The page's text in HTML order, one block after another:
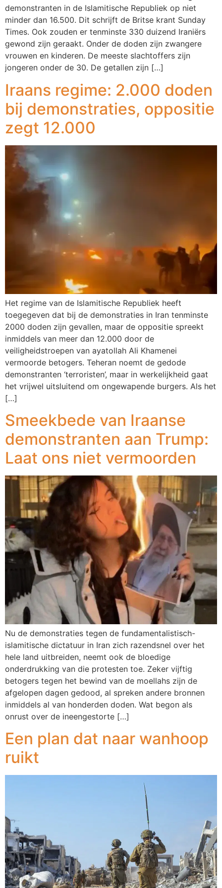
demonstranten in de Islamitische Republiek op niet
minder dan 16.500. Dit schrijft de Britse krant Sunday
Times. Ook zouden er tenminste 330 duizend Iraniërs
gewond zijn geraakt. Onder de doden zijn zwangere
vrouwen en kinderen. De meeste slachtoffers zijn
jongeren onder de 30. De getallen zijn […]
Iraans regime: 2.000 doden
bij demonstraties, oppositie
zegt 12.000
Het regime van de Islamitische Republiek heeft
toegegeven dat bij de demonstraties in Iran tenminste
2000 doden zijn gevallen, maar de oppositie spreekt
inmiddels van meer dan 12.000 door de
veiligheidstroepen van ayatollah Ali Khamenei
vermoorde betogers. Teheran noemt de gedode
demonstranten ‘terroristen’, maar in werkelijkheid gaat
het vrijwel uitsluitend om ongewapende burgers. Als het
[…]
Smeekbede van Iraanse
demonstranten aan Trump:
Laat ons niet vermoorden
Nu de demonstraties tegen de fundamentalistisch-
islamitische dictatuur in Iran zich razendsnel over het
hele land uitbreiden, neemt ook de bloedige
onderdrukking van die protesten toe. Zeker vijftig
betogers tegen het bewind van de moellahs zijn de
afgelopen dagen gedood, al spreken andere bronnen
inmiddels al van honderden doden. Wat begon als
onrust over de ineengestorte […]
Een plan dat naar wanhoop
ruikt